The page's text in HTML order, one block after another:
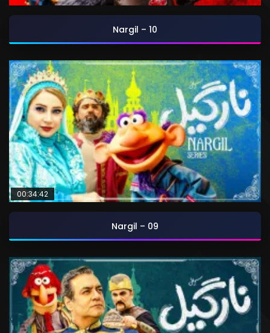
Nargil – 10
00:34:42
Nargil – 09